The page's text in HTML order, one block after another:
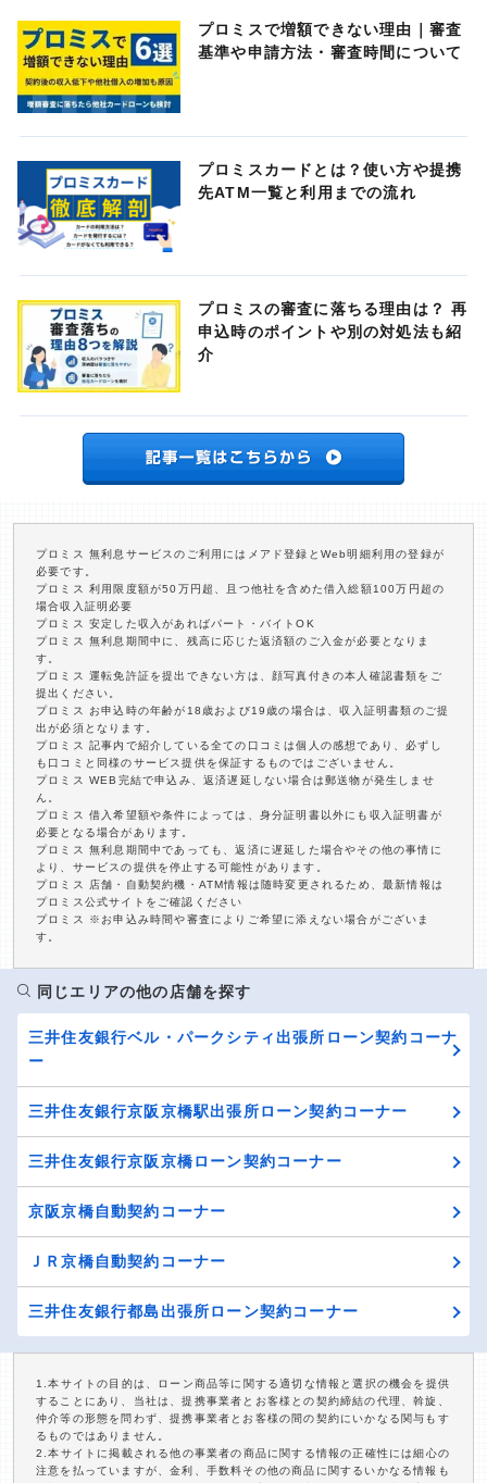
プロミスで増額できない理由｜審査
基準や申請方法・審査時間について
プロミスカードとは？使い方や提携
先ATM一覧と利用までの流れ
プロミスの審査に落ちる理由は？ 再
申込時のポイントや別の対処法も紹
介
プロミス 無利息サービスのご利用にはメアド登録とWeb明細利用の登録が
必要です。
プロミス 利用限度額が50万円超、且つ他社を含めた借入総額100万円超の
場合収入証明必要
プロミス 安定した収入があればパート・バイトOK
プロミス 無利息期間中に、残高に応じた返済額のご入金が必要となりま
す。
プロミス 運転免許証を提出できない方は、顔写真付きの本人確認書類をご
提出ください。
プロミス お申込時の年齢が18歳および19歳の場合は、収入証明書類のご提
出が必須となります。
プロミス 記事内で紹介している全ての口コミは個人の感想であり、必ずし
も口コミと同様のサービス提供を保証するものではございません。
プロミス WEB完結で申込み、返済遅延しない場合は郵送物が発生しませ
ん。
プロミス 借入希望額や条件によっては、身分証明書以外にも収入証明書が
必要となる場合があります。
プロミス 無利息期間中であっても、返済に遅延した場合やその他の事情に
より、サービスの提供を停止する可能性があります。
プロミス 店舗・自動契約機・ATM情報は随時変更されるため、最新情報は
プロミス公式サイトをご確認ください
プロミス ※お申込み時間や審査によりご希望に添えない場合がございま
す。
同じエリアの他の店舗を探す
三井住友銀行ベル・パークシティ出張所ローン契約コーナ
ー
三井住友銀行京阪京橋駅出張所ローン契約コーナー
三井住友銀行京阪京橋ローン契約コーナー
京阪京橋自動契約コーナー
ＪＲ京橋自動契約コーナー
三井住友銀行都島出張所ローン契約コーナー
1.本サイトの目的は、ローン商品等に関する適切な情報と選択の機会を提供
することにあり、当社は、提携事業者とお客様との契約締結の代理、斡旋、
仲介等の形態を問わず、提携事業者とお客様の間の契約にいかなる関与もす
るものではありません。
2.本サイトに掲載される他の事業者の商品に関する情報の正確性には細心の
注意を払っていますが、金利、手数料その他の商品に関するいかなる情報も